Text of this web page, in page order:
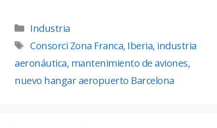
Industria
Consorci Zona Franca, Iberia, industria
aeronáutica, mantenimiento de aviones,
nuevo hangar aeropuerto Barcelona